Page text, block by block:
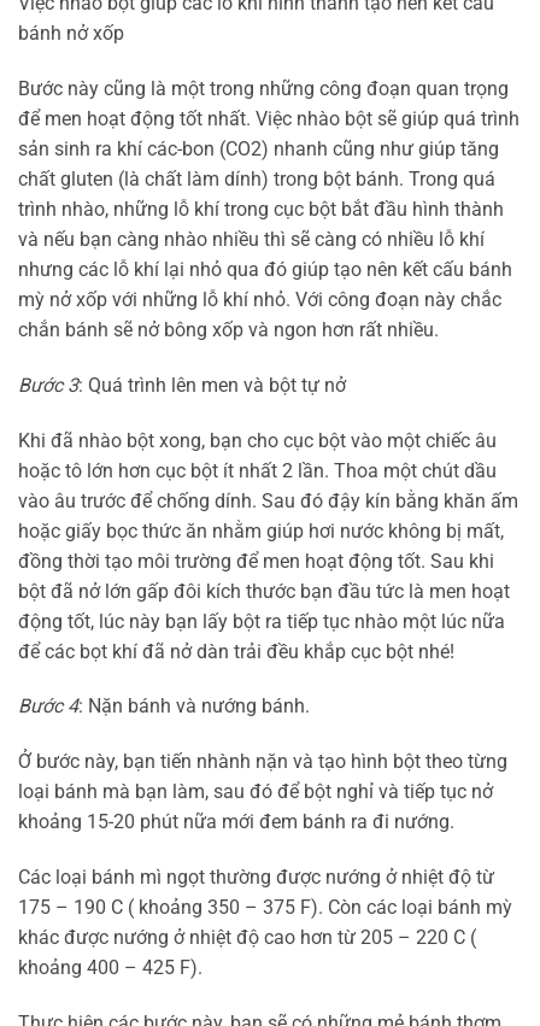
bánh nở xốp
Bước này cũng là một trong những công đoạn quan trọng
để men hoạt động tốt nhất. Việc nhào bột sẽ giúp quá trình
sản sinh ra khí các-bon (CO2) nhanh cũng như giúp tăng
chất gluten (là chất làm dính) trong bột bánh. Trong quá
trình nhào, những lỗ khí trong cục bột bắt đầu hình thành
và nếu bạn càng nhào nhiều thì sẽ càng có nhiều lỗ khí
nhưng các lỗ khí lại nhỏ qua đó giúp tạo nên kết cấu bánh
mỳ nở xốp với những lỗ khí nhỏ. Với công đoạn này chắc
chắn bánh sẽ nở bông xốp và ngon hơn rất nhiều.
Bước 3: Quá trình lên men và bột tự nở
Khi đã nhào bột xong, bạn cho cục bột vào một chiếc âu
hoặc tô lớn hơn cục bột ít nhất 2 lần. Thoa một chút dầu
vào âu trước để chống dính. Sau đó đậy kín bằng khăn ấm
hoặc giấy bọc thức ăn nhằm giúp hơi nước không bị mất,
đồng thời tạo môi trường để men hoạt động tốt. Sau khi
bột đã nở lớn gấp đôi kích thước bạn đầu tức là men hoạt
động tốt, lúc này bạn lấy bột ra tiếp tục nhào một lúc nữa
để các bọt khí đã nở dàn trải đều khắp cục bột nhé!
Bước 4: Nặn bánh và nướng bánh.
Ở bước này, bạn tiến nhành nặn và tạo hình bột theo từng
loại bánh mà bạn làm, sau đó để bột nghỉ và tiếp tục nở
khoảng 15-20 phút nữa mới đem bánh ra đi nướng.
Các loại bánh mì ngọt thường được nướng ở nhiệt độ từ
175 – 190 C ( khoảng 350 – 375 F). Còn các loại bánh mỳ
khác được nướng ở nhiệt độ cao hơn từ 205 – 220 C (
khoảng 400 – 425 F).